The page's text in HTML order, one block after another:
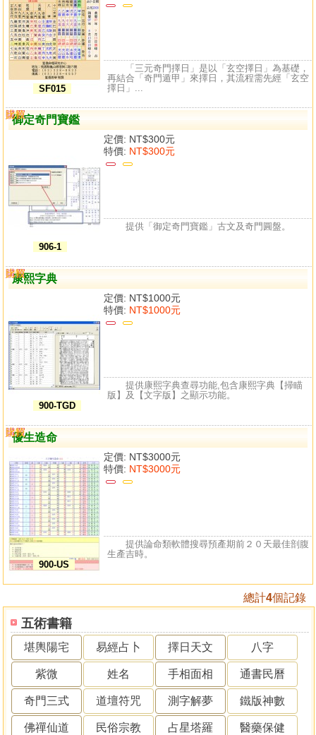
五術書籍
堪輿陽宅 易經占卜 擇日天文 八字
紫微 姓名 手相面相 通書民曆
奇門三式 道壇符咒 測字解夢 鐵版神數
佛禪仙道 民俗宗教 占星塔羅 醫藥保健
SF015
「三元奇門擇日」是以「玄空擇日」為基礎，
再結合「奇門遁甲」來擇日，其流程需先經「玄空
擇日」...
御定奇門寶鑑
906-1
定價: NT$300元
特價: NT$300元
購買
比較
提供「御定奇門寶鑑」古文及奇門圓盤。
康熙字典
900-TGD
定價: NT$1000元
特價: NT$1000元
購買
比較
提供康熙字典查尋功能,包含康熙字典【掃瞄
版】及【文字版】之顯示功能。
優生造命
900-US
定價: NT$3000元
特價: NT$3000元
購買
比較
提供論命類軟體搜尋預產期前２０天最佳剖腹
生產吉時。
總計4個記錄